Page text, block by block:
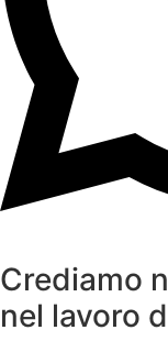
Crediamo
nel lavoro